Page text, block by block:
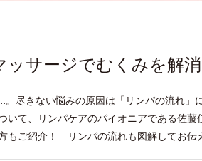
ッサージでむくみを解消
尽きない悩みの原因は「リンパの流れ」
て、リンパケアのパイオニアである佐藤
もご紹介！ リンパの流れも図解してお伝